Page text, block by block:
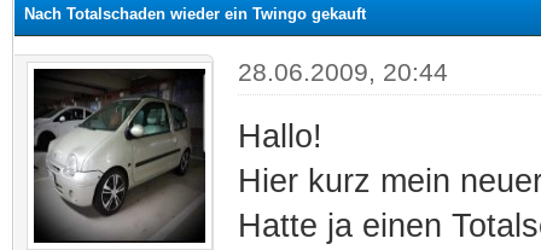
Nach Totalschaden wieder ein Twingo gekauft
28.06.2009, 20:44
Hallo!
Hier kurz mein
Hatte ja einen